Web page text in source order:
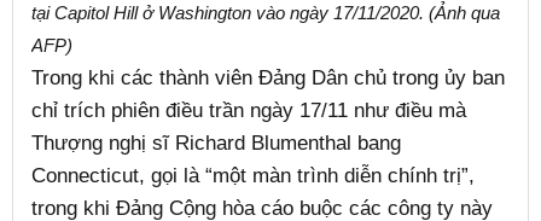
tại Capitol Hill ở Washington vào ngày 17/11/2020. (Ảnh qua
AFP)
Trong khi các thành viên Đảng Dân chủ trong ủy ban
chỉ trích phiên điều trần ngày 17/11 như điều mà
Thượng nghị sĩ Richard Blumenthal bang
Connecticut, gọi là “một màn trình diễn chính trị”,
trong khi Đảng Cộng hòa cáo buộc các công ty này